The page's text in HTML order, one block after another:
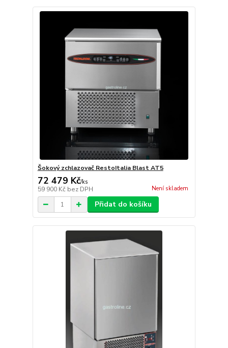
Šokový zchlazovač RestoItalia Blast AT5
72 479 Kč/ks
59 900 Kč bez DPH Není skladem
Přidat do košíku